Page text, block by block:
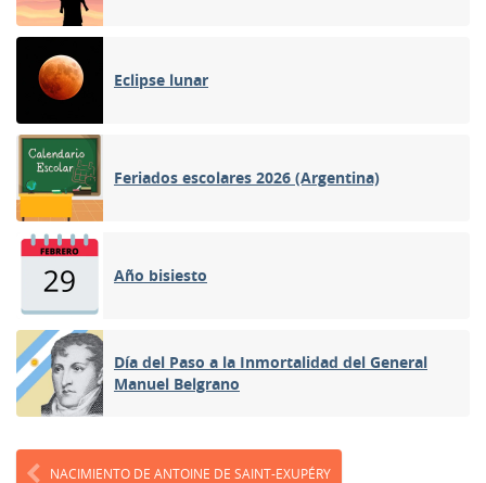
Eclipse lunar
Feriados escolares 2026 (Argentina)
Año bisiesto
Día del Paso a la Inmortalidad del General
Manuel Belgrano
NACIMIENTO DE ANTOINE DE SAINT-EXUPÉRY